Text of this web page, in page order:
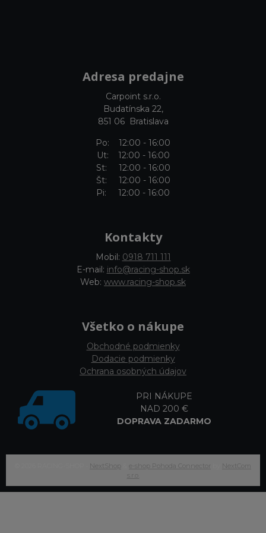
Adresa predajne
Carpoint s.r.o.
Budatínska 22,
851 06 Bratislava
Po: 12:00 - 16:00
Ut: 12:00 - 16:00
St: 12:00 - 16:00
Št: 12:00 - 16:00
Pi: 12:00 - 16:00
Kontakty
Mobil: 0918 711 111
E-mail: info@racing-shop.sk
Web: www.racing-shop.sk
Všetko o nákupe
Obchodné podmienky
Dodacie podmienky
Ochrana osobných údajov
PRI NÁKUPE
NAD 200 €
DOPRAVA ZADARMO
NextShop e-shop Pohoda Connector
NextCom